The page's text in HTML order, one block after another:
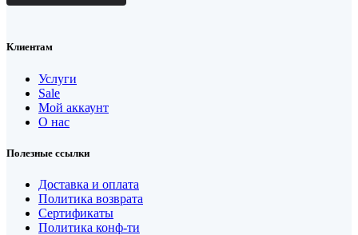
Клиентам
Услуги
Sale
Мой аккаунт
О нас
Полезные ссылки
Доставка и оплата
Политика возврата
Сертификаты
Политика конф-ти